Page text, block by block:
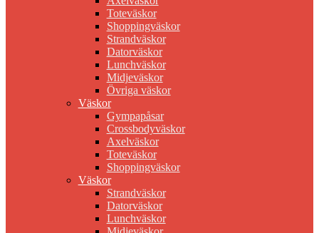
Toteväskor
Shoppingväskor
Strandväskor
Datorväskor
Lunchväskor
Midjeväskor
Övriga väskor
Väskor
Gympapåsar
Crossbodyväskor
Axelväskor
Toteväskor
Shoppingväskor
Väskor
Strandväskor
Datorväskor
Lunchväskor